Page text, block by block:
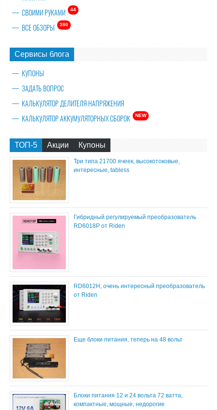
44
СВОИМИ РУКАМИ
380
ВСЕ ОБЗОРЫ
Сервисы блога
КУПОНЫ
ЗАДАТЬ ВОПРОС
КАЛЬКУЛЯТОР ДЕЛИТЕЛЯ НАПРЯЖЕНИЯ
NEW
КАЛЬКУЛЯТОР АККУМУЛЯТОРНЫХ СБОРОК
ТОП-5 Акции Купоны
Три типа 21700 ячеек, высокотоковые,
интересные, tabless
Гибридный регулируемый преобразователь
RD6018P от Riden
RD6012H, очень интересный преобразователь
от Riden
Еще блоки питания, теперь на 48 вольт
Блоки питания 12 и 24 вольта 72 ватта,
компактные, мощные, недорогие